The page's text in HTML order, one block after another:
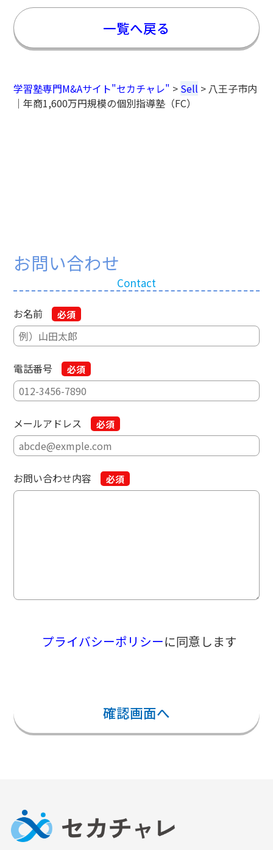
一覧へ戻る
学習塾専門M&Aサイト"セカチャレ" > Sell > 八王子市内
｜年商1,600万円規模の個別指導塾（FC）
お問い合わせ
Contact
お名前 必須
電話番号 必須
メールアドレス 必須
お問い合わせ内容 必須
プライバシーポリシーに同意します
確認画面へ